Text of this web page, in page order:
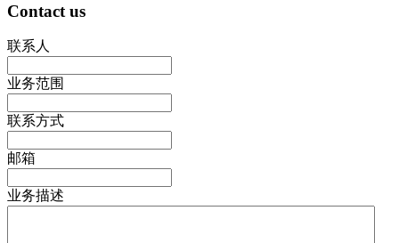
Contact us
联系人
业务范围
联系方式
邮箱
业务描述